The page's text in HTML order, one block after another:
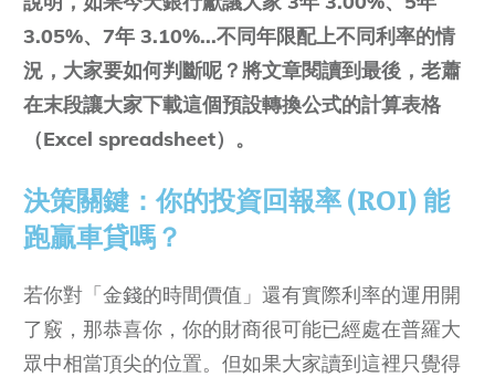
3.05%、7年 3.10%...不同年限配上不同利率的情
況，大家要如何判斷呢？將文章閱讀到最後，老蕭
在末段讓大家下載這個預設轉換公式的計算表格
（Excel spreadsheet）。
決策關鍵：你的投資回報率 (ROI) 能
跑贏車貸嗎？
若你對「金錢的時間價值」還有實際利率的運用開
了竅，那恭喜你，你的財商很可能已經處在普羅大
眾中相當頂尖的位置。但如果大家讀到這裡只覺得